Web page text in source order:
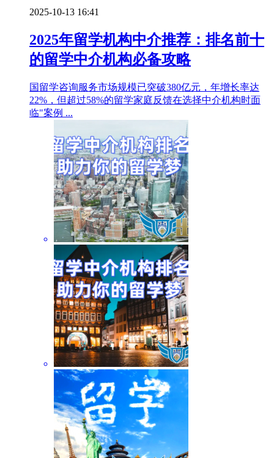
2025-10-13 16:41
2025年留学机构中介推荐：排名前十
的留学中介机构必备攻略
国留学咨询服务市场规模已突破380亿元，年增长率达
22%，但超过58%的留学家庭反馈在选择中介机构时面
临"案例 ...